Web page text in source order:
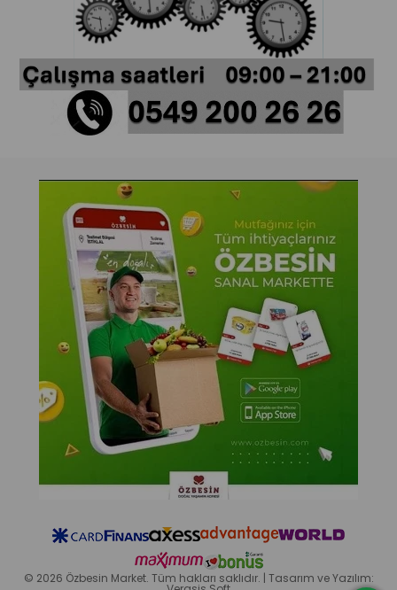
© 2026 Özbesin Market. Tüm hakları saklıdır. | Tasarım ve Yazılım: